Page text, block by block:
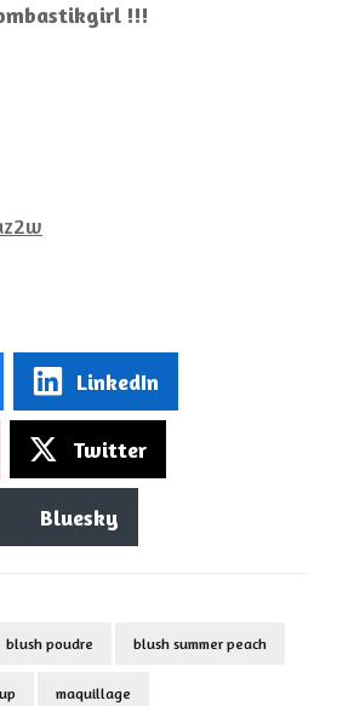
!!!
LinkedIn
Twitter
Bluesky
blush poudre blush summer peach
maquillage